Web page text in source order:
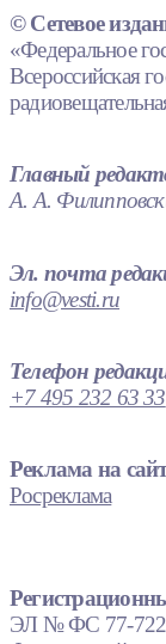
© Сетевое
«Федеральное
Всероссийская
Главный
А. А.
Эл. почта
info@vesti.ru
Телефон
+7 495 232 63 33
Реклама на
Росреклама
ЭЛ № ФС 77-